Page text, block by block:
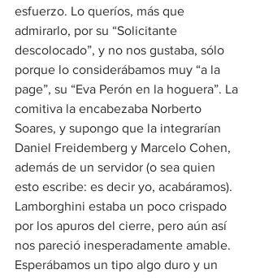
esfuerzo. Lo queríos, más que
admirarlo, por su “Solicitante
descolocado”, y no nos gustaba, sólo
porque lo considerábamos muy “a la
page”, su “Eva Perón en la hoguera”. La
comitiva la encabezaba Norberto
Soares, y supongo que la integrarían
Daniel Freidemberg y Marcelo Cohen,
además de un servidor (o sea quien
esto escribe: es decir yo, acabáramos).
Lamborghini estaba un poco crispado
por los apuros del cierre, pero aún así
nos pareció inesperadamente amable.
Esperábamos un tipo algo duro y un